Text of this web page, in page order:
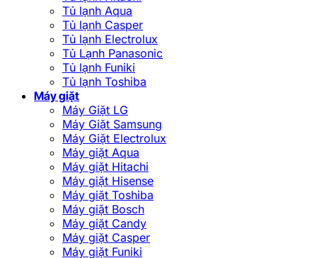
Tủ lạnh Aqua
Tủ lạnh Casper
Tủ lạnh Electrolux
Tủ Lạnh Panasonic
Tủ lạnh Funiki
Tủ lạnh Toshiba
Máy giặt
Máy Giặt LG
Máy Giặt Samsung
Máy Giặt Electrolux
Máy giặt Aqua
Máy giặt Hitachi
Máy giặt Hisense
Máy giặt Toshiba
Máy giặt Bosch
Máy giặt Candy
Máy giặt Casper
Máy giặt Funiki